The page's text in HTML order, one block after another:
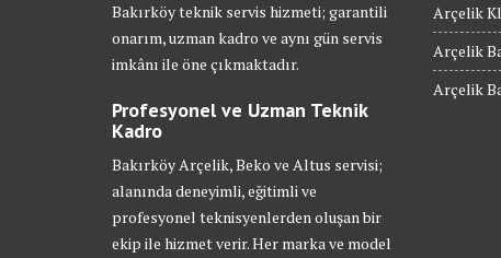
Bakırköy teknik servis hizmeti; garantili
onarım, uzman kadro ve aynı gün servis
imkânı ile öne çıkmaktadır.
Profesyonel ve Uzman Teknik
Kadro
Bakırköy Arçelik, Beko ve Altus servisi;
alanında deneyimli, eğitimli ve
profesyonel teknisyenlerden oluşan bir
ekip ile hizmet verir. Her marka ve model
Arçelik
Arçelik
Arçelik